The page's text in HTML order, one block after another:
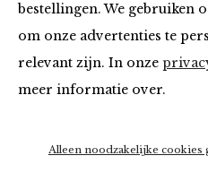
bestellingen. We gebruiken
om onze advertenties te
relevant zijn. In onze
meer informatie over.
Alleen noodzakelijke cookies
Portemonnees
Home Winkel